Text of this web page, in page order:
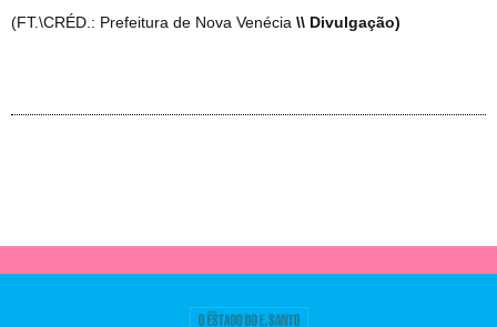
(FT.\CRÉD.: Prefeitura de Nova Venécia \\ Divulgação)